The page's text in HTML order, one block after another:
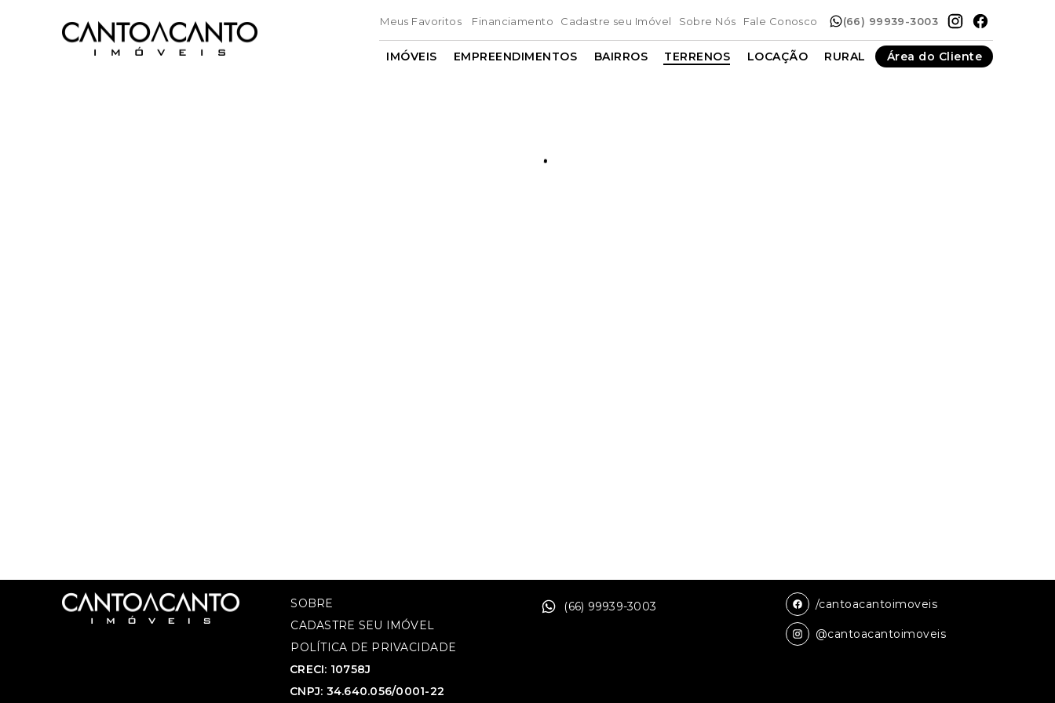
Meus Favoritos Financiamento Cadastre seu Imóvel Sobre Nós Fale Conosco (66) 99939-3003
IMÓVEIS EMPREENDIMENTOS BAIRROS TERRENOS LOCAÇÃO RURAL Área do Cliente
SOBRE
CADASTRE SEU IMÓVEL
POLÍTICA DE PRIVACIDADE
CRECI: 10758J
CNPJ: 34.640.056/0001-22
(66) 99939-3003 /cantoacantoimoveis
@cantoacantoimoveis